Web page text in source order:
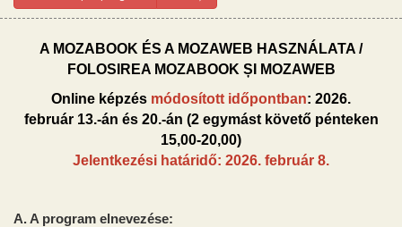
A MOZABOOK ÉS A MOZAWEB HASZNÁLATA /
FOLOSIREA MOZABOOK ȘI MOZAWEB
Online képzés módosított időpontban: 2026.
február 13.-án és 20.-án (2 egymást követő pénteken
15,00-20,00)
Jelentkezési határidő: 2026. február 8.
A. A program elnevezése: